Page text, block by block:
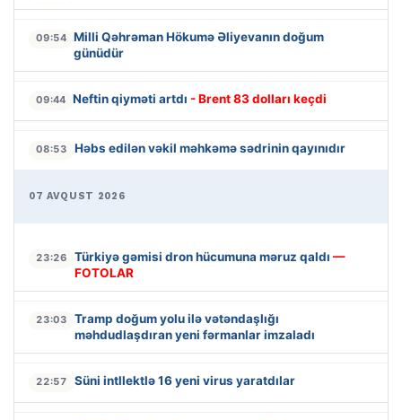
09:54 Milli Qəhrəman Hökumə Əliyevanın doğum
günüdür
09:44 Neftin qiyməti artdı - Brent 83 dolları keçdi
08:53 Həbs edilən vəkil məhkəmə sədrinin qayınıdır
07 AVQUST 2026
23:26 Türkiyə gəmisi dron hücumuna məruz qaldı —
FOTOLAR
23:03
Tramp doğum yolu ilə vətəndaşlığı
məhdudlaşdıran yeni fərmanlar imzaladı
22:57 Süni intllektlə 16 yeni virus yaratdılar